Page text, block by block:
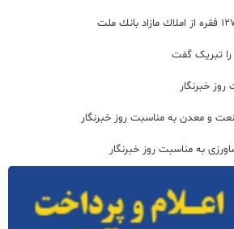
را تبریک گفت
خبرنگار
و معدن به مناسبت روز خبرنگار
به مناسبت روز خبرنگار